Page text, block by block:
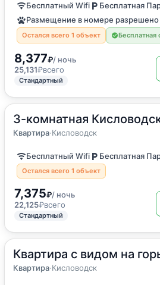
Бесплатный Wifi
Бесплатная
Размещение в номере разрешено
Остался всего 1 объект Бесплатная
8,377₽/ ночь
25,131₽всего
Стандартный
3-комнатная
Квартира·Кисловодск
54м2·до 6 гостей
Квартира
Бесплатный Wifi Бесплатная
Остался всего 1 объект
7,375₽/ ночь
22,125₽всего
Стандартный
Квартира с видом на
Квартира·Кисловодск
34м2·4 гостя
Квартира